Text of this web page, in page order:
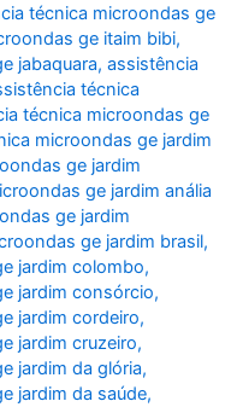
técnica microondas ge
ge itaim bibi,
jabaquara,assistência
técnica
técnica microondas ge
microondas ge jardim
ge jardim
ge jardim anália
ge jardim
ge jardim brasil,
jardim colombo,
jardim consórcio,
jardim cordeiro,
jardim cruzeiro,
jardim da glória,
jardim da saúde,